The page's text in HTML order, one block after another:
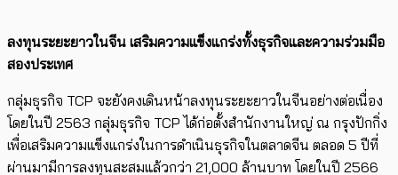
ลงทุนระยะยาวในจีน เสริมความแข็งแกร่งทั้งธุรกิจและความร่วมมือ
สองประเทศ
กลุ่มธุรกิจ TCP จะยังคงเดินหน้าลงทุนระยะยาวในจีนอย่างต่อเนื่อง
โดยในปี 2563 กลุ่มธุรกิจ TCP ได้ก่อตั้งสำนักงานใหญ่ ณ กรุงปักกิ่ง
เพื่อเสริมความแข็งแกร่งในการดำเนินธุรกิจในตลาดจีน ตลอด 5 ปีที่
ผ่านมามีการลงทุนสะสมแล้วกว่า 21,000 ล้านบาท โดยในปี 2566